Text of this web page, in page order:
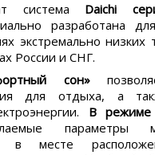
система Daichi
разработана
экстремально низких
России и СНГ.
сон»
для отдыха, а
В режиме
параметры
в месте